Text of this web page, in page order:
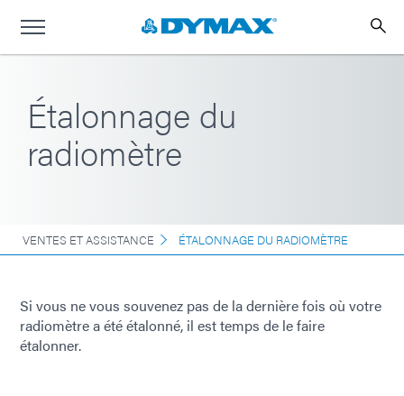
Étalonnage du
radiomètre
VENTES ET ASSISTANCE ÉTALONNAGE DU RADIOMÈTRE
Si vous ne vous souvenez pas de la dernière fois où votre
radiomètre a été étalonné, il est temps de le faire
étalonner.